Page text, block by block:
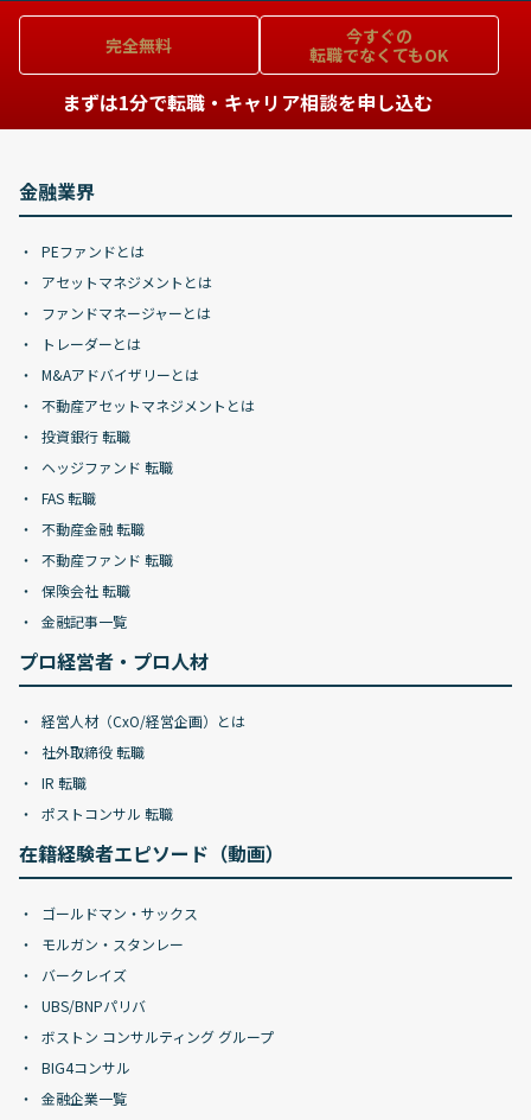
完全無料
今すぐの
転職でなくてもOK
まずは1分で転職・キャリア相談を申し込む
金融業界
PEファンドとは
アセットマネジメントとは
ファンドマネージャーとは
トレーダーとは
M&Aアドバイザリーとは
不動産アセットマネジメントとは
投資銀行 転職
ヘッジファンド 転職
FAS 転職
不動産金融 転職
不動産ファンド 転職
保険会社 転職
金融記事一覧
プロ経営者・プロ人材
経営人材（CxO/経営企画）とは
社外取締役 転職
IR 転職
ポストコンサル 転職
在籍経験者エピソード（動画）
ゴールドマン・サックス
モルガン・スタンレー
バークレイズ
UBS/BNPパリバ
ボストン コンサルティング グループ
BIG4コンサル
金融企業一覧